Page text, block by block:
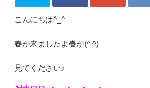
院長プロフィール
こんにちは^_^
春が来ましたよ春が(^ ^)
見てください♪